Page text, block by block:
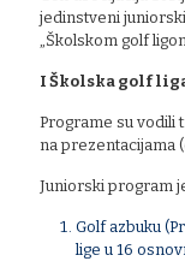
jedinstveni
„Školskom golf
I Školska golf
Programe su vodili
na prezentacijama
Juniorski program
Golf azbuku
lige u 16